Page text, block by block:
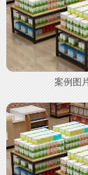
案例图